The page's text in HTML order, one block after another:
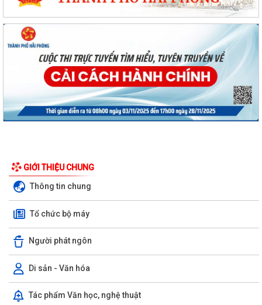
GIỚI THIỆU CHUNG
Thông tin chung
Tổ chức bộ máy
Người phát ngôn
Di sản - Văn hóa
Tác phẩm Văn học, nghệ thuật
nghiệp và Môi trường Quy định về xử...